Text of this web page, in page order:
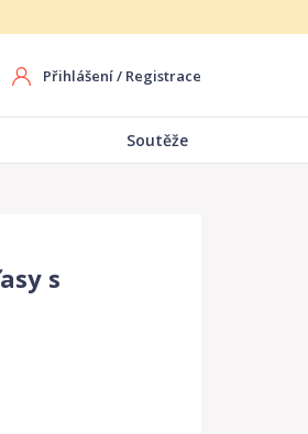
Přihlášení/ Registrace
Soutěže
s